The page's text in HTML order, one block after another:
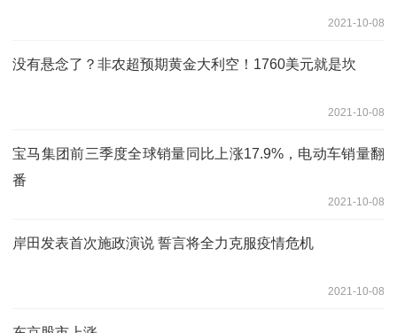
2021-10-08
没有悬念了？非农超预期黄金大利空！1760美元就是坎
2021-10-08
宝马集团前三季度全球销量同比上涨17.9%，电动车销量翻
番
2021-10-08
岸田发表首次施政演说 誓言将全力克服疫情危机
2021-10-08